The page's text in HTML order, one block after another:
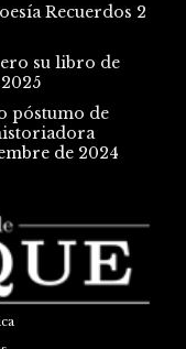
Recuerdos 2
su libro de
póstumo de
de 2024